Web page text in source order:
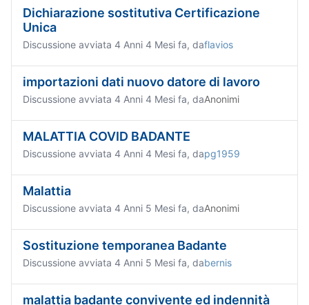
Dichiarazione sostitutiva Certificazione
Unica
Discussione avviata 4 Anni 4 Mesi fa, daflavios
importazioni dati nuovo datore di lavoro
Discussione avviata 4 Anni 4 Mesi fa, daAnonimi
MALATTIA COVID BADANTE
Discussione avviata 4 Anni 4 Mesi fa, dapg1959
Malattia
Discussione avviata 4 Anni 5 Mesi fa, daAnonimi
Sostituzione temporanea Badante
Discussione avviata 4 Anni 5 Mesi fa, dabernis
malattia badante convivente ed indennità